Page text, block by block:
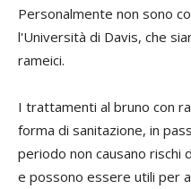
Personalmente non sono
l'Università di Davis, che
rameici.
I trattamenti al bruno con
forma di sanitazione, in
periodo non causano
e possono essere utili per